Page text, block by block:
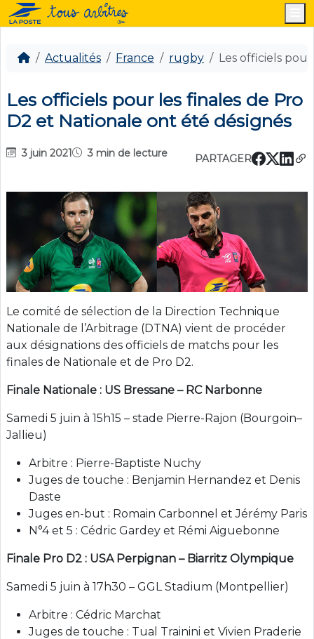
Actualités France rugby Les officiels
Les officiels pour les finales de Pro
D2 et Nationale ont été désignés
3 juin 2021 3 min de lecture PARTAGER
Le comité de sélection de la Direction Technique
Nationale de l’Arbitrage (DTNA) vient de procéder
aux désignations des officiels de matchs pour les
finales de Nationale et de Pro D2.
Finale Nationale : US Bressane – RC Narbonne
Samedi 5 juin à 15h15 – stade Pierre-Rajon (Bourgoin–
Jallieu)
Arbitre : Pierre-Baptiste Nuchy
Juges de touche : Benjamin Hernandez et Denis
Daste
Juges en-but : Romain Carbonnel et Jérémy Paris
N°4 et 5 : Cédric Gardey et Rémi Aiguebonne
Finale Pro D2 : USA Perpignan – Biarritz Olympique
Samedi 5 juin à 17h30 – GGL Stadium (Montpellier)
Arbitre : Cédric Marchat
Juges de touche : Tual Trainini et Vivien Praderie